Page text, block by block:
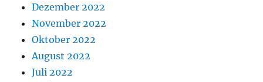
Dezember 2022
November 2022
Oktober 2022
August 2022
Juli 2022